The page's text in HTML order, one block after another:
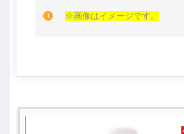
※画像はイメージです。